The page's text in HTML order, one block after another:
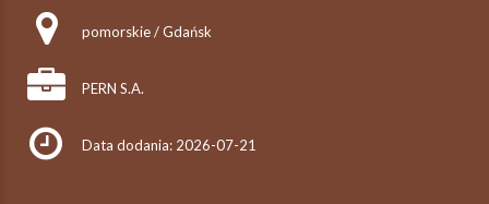
pomorskie / Gdańsk
PERN S.A.
Data dodania: 2026-07-21